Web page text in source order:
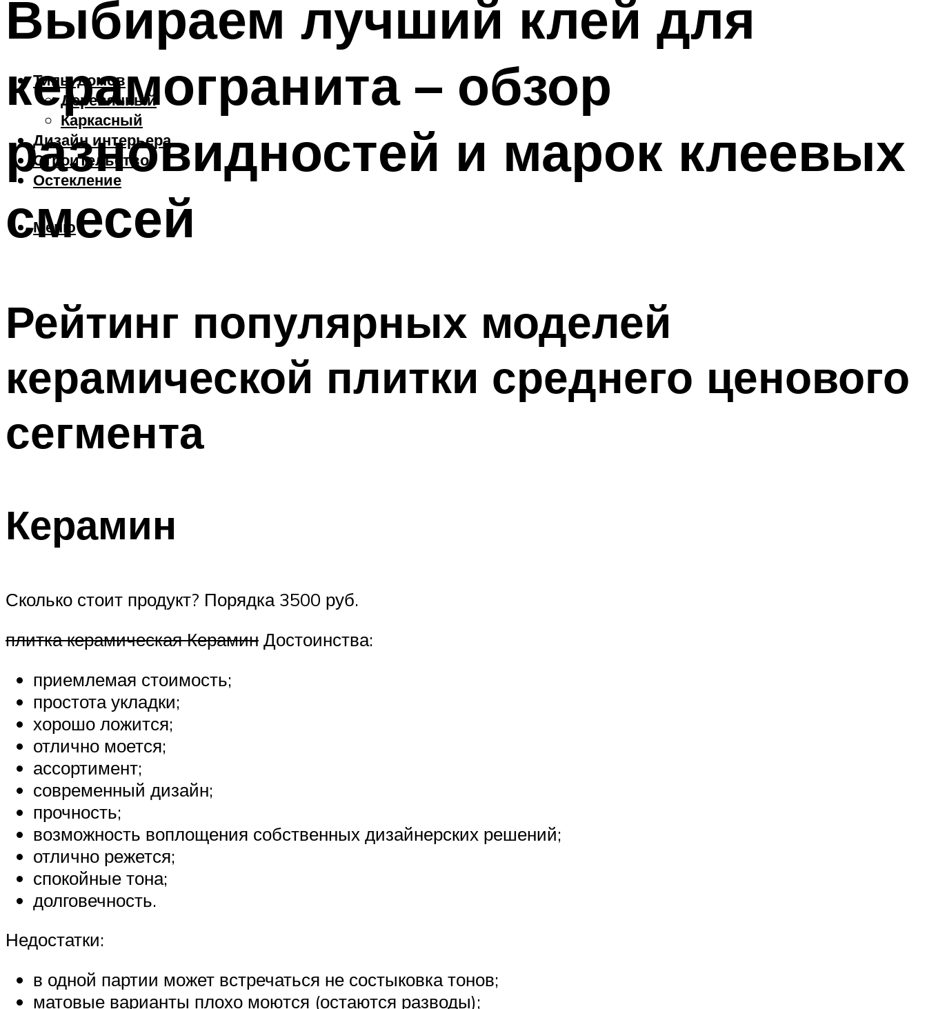
Типы домов
Деревянный
Каркасный
Дизайн интерьера
Строительство
Остекление
Меню
Выбираем лучший клей для
керамогранита – обзор
разновидностей и марок клеевых
смесей
Рейтинг популярных моделей
керамической плитки среднего ценового
сегмента
Керамин
Сколько стоит продукт? Порядка 3500 руб.
плитка керамическая Керамин Достоинства:
приемлемая стоимость;
простота укладки;
хорошо ложится;
отлично моется;
ассортимент;
современный дизайн;
прочность;
возможность воплощения собственных дизайнерских решений;
отлично режется;
спокойные тона;
долговечность.
Недостатки:
в одной партии может встречаться не состыковка тонов;
матовые варианты плохо моются (остаются разводы);